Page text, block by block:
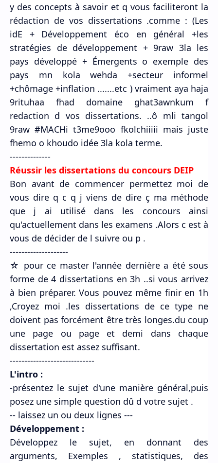
y des concepts à savoir et q vous faciliteront la
rédaction de vos dissertations .comme : (Les
idE + Développement éco en général +les
stratégies de développement + 9raw 3la les
pays développé + Émergents o exemple des
pays mn kola wehda +secteur informel
+chômage +inflation .......etc ) vraiment aya haja
9rituhaa fhad domaine ghat3awnkum f
redaction d vos dissertations. ..ô mli tangol
9raw #MACHi t3me9ooo fkolchiiiii mais juste
fhemo o khoudo idée 3la kola terme.
--------------
Réussir les dissertations du concours DEIP
Bon avant de commencer permettez moi de
vous dire q c q j viens de dire ç ma méthode
que j ai utilisé dans les concours ainsi
qu'actuellement dans les examens .Alors c est à
vous de décider de l suivre ou p .
--------------------
☆ pour ce master l'année dernière a été sous
forme de 4 dissertations en 3h ..si vous arrivez
à bien préparer. Vous pouvez même finir en 1h
,Croyez moi .les dissertations de ce type ne
doivent pas forcément être très longes.du coup
une page ou page et demi dans chaque
dissertation est assez suffisant.
-----------------------------
L'intro :
-présentez le sujet d'une manière général,puis
posez une simple question dû d votre sujet .
-- laissez un ou deux lignes ---
Développement :
Développez le sujet, en donnant des
arguments, Exemples , statistiques, des